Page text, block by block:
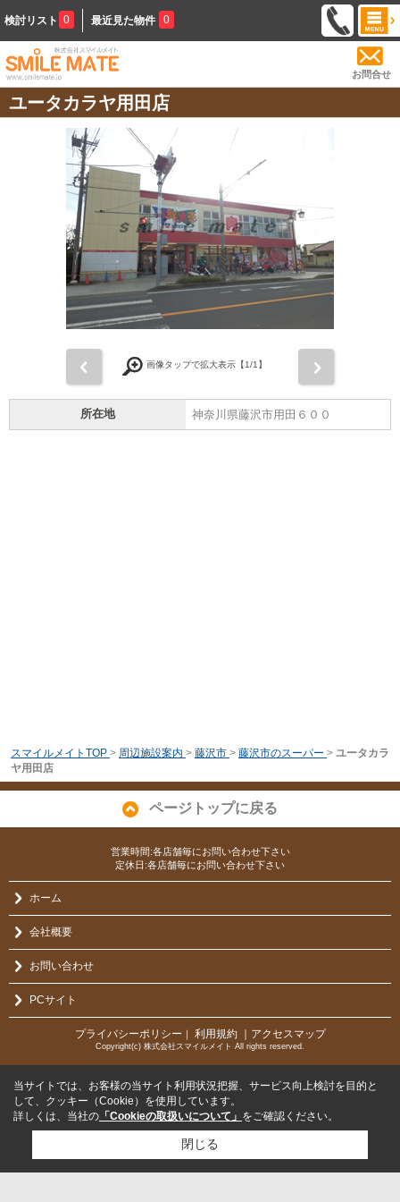
検討リスト 0 最近見た物件 0
お問合せ
ユータカラヤ用田店
画像タップで拡大表示【1/1】
所在地 神奈川県藤沢市用田６００
スマイルメイトTOP > 周辺施設案内 > 藤沢市 > 藤沢市のスーパー > ユータカラ
ヤ用田店
ページトップに戻る
営業時間:各店舗毎にお問い合わせ下さい
定休日:各店舗毎にお問い合わせ下さい
ホーム
会社概要
お問い合わせ
PCサイト
プライバシーポリシー ｜ 利用規約 ｜アクセスマップ
Copyright(c) 株式会社スマイルメイト All rights reserved.
当サイトでは、お客様の当サイト利用状況把握、サービス向上検討を目的と
して、クッキー（Cookie）を使用しています。
詳しくは、当社の 「Cookieの取扱いについて」 をご確認ください。
閉じる